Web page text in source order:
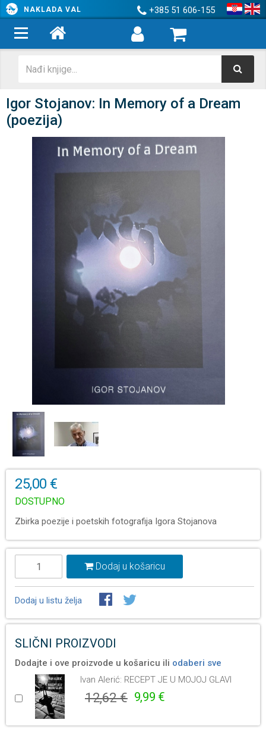
NAKLADA VAL +385 51 606-155
Igor Stojanov: In Memory of a Dream
(poezija)
25,00 €
DOSTUPNO
Zbirka poezije i poetskih fotografija Igora Stojanova
Dodaj u košaricu
Dodaj u listu želja
SLIČNI PROIZVODI
Dodajte i ove proizvode u košaricu ili odaberi sve
Ivan Alerić: RECEPT JE U MOJOJ GLAVI
12,62 € 9,99 €